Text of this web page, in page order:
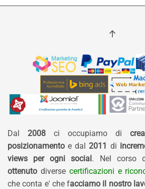
Dal 2008 ci occupiamo di
posizionamento e dal 2011 di
views per ogni social. Nel corso
ottenuto diverse certificazioni e
che conta e' che facciamo il nostro